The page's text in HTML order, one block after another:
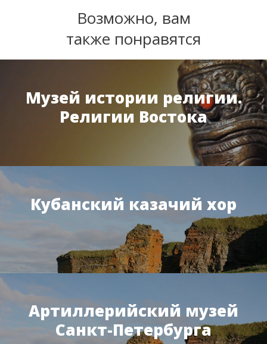
Возможно, вам
также понравятся
Музей истории религии.
Религии Востока
Кубанский казачий хор
Артиллерийский музей
Санкт-Петербурга